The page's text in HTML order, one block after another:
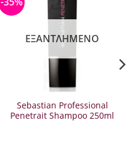
ΕΞΑΝΤΛΗΜΈΝΟ
Sebastian Professional
Penetrait Shampoo 250ml